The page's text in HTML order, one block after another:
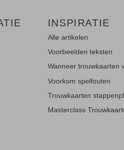
INSPIRATIE
Alle artikelen
Voorbeelden teksten
Wanneer trouwkaarten
Voorkom spelfouten
Trouwkaarten
Masterclass